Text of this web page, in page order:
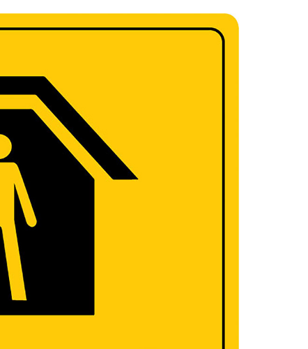
Одеська обласна рада